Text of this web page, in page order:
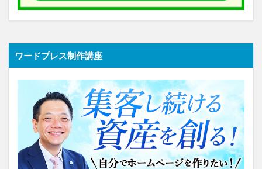
ワードプレス制作講座